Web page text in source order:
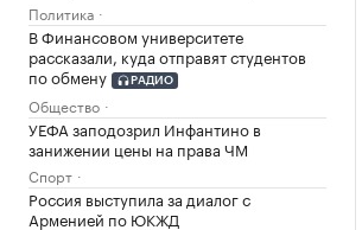
Политика
В Финансовом университете
рассказали, куда отправят студентов
по обмену
РАДИО
Общество
УЕФА заподозрил Инфантино в
занижении цены на права ЧМ
Спорт
Россия выступила за диалог с
Арменией по ЮКЖД